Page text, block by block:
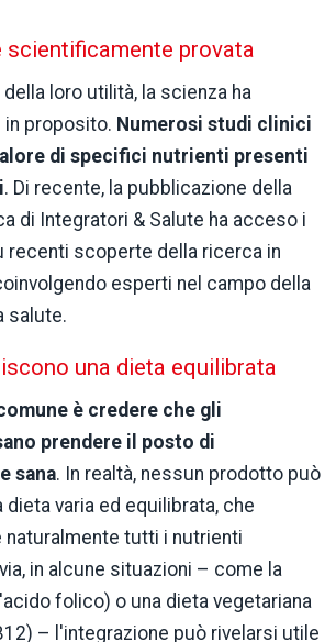
scientificamente provata
loro utilità, la scienza ha
in proposito. Numerosi studi clinici
di specifici nutrienti presenti
. Di recente, la pubblicazione della
di Integratori & Salute ha acceso i
recenti scoperte della ricerca in
esperti nel campo della
salute.
una dieta equilibrata
è credere che gli
prendere il posto di
sana. In realtà, nessun prodotto può
varia ed equilibrata, che
naturalmente tutti i nutrienti
in alcune situazioni – come la
folico) o una dieta vegetariana
– l'integrazione può rivelarsi utile